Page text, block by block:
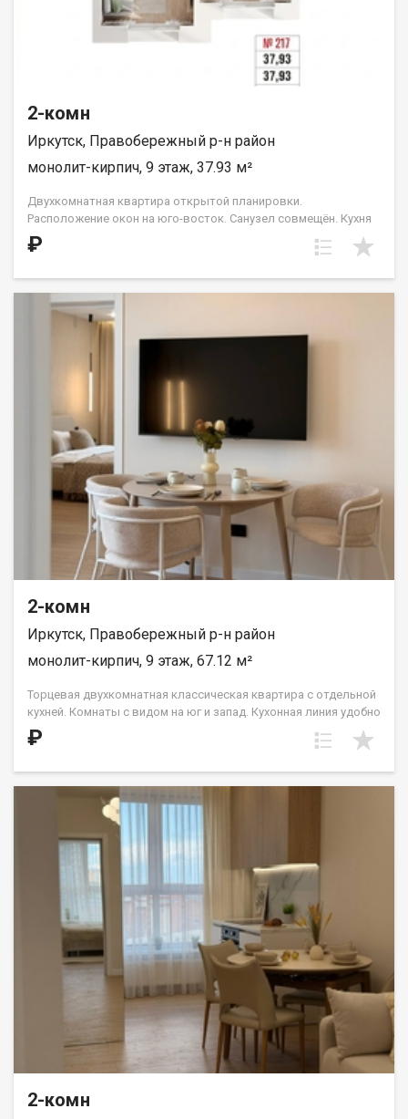
2-комн
Иркутск, Правобережный р-н район
монолит-кирпич, 9 этаж, 37.93 м²
Двухкомнатная квартира открытой планировки.
Расположение окон на юго-восток. Санузел совмещён. Кухня
выделена в нишу. Идеальное решение для первого жилья или
в качестве инвестиций. Прекрасно подойдет молодой семье
₽
2-комн
Иркутск, Правобережный р-н район
монолит-кирпич, 9 этаж, 67.12 м²
Торцевая двухкомнатная классическая квартира с отдельной
кухней. Комнаты с видом на юг и запад. Кухонная линия удобно
располагается в нише, что позволит обустроить столовую
зону возле окна и наслаждаться солнечным светом. Спальни
шкафов-купе. Два санузла: гостевой и совмещенный. ООО СЗ
«ДЕСС-Инвест» (Группа строительных компаний «Восток
₽
2-комн